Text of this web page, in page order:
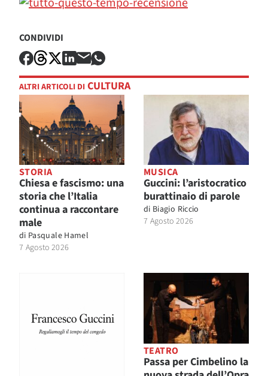
CONDIVIDI
ALTRI ARTICOLI DI CULTURA
STORIA
Chiesa e fascismo: una
storia che l’Italia
continua a raccontare
male
di Pasquale Hamel
7 Agosto 2026
MUSICA
Guccini: l’aristocratico
burattinaio di parole
di Biagio Riccio
7 Agosto 2026
TEATRO
Passa per Cimbelino la